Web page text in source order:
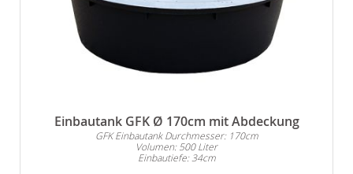
Einbautank GFK Ø 170cm mit Abdeckung
GFK Einbautank Durchmesser: 170cm
Volumen: 500 Liter
Einbautiefe: 34cm